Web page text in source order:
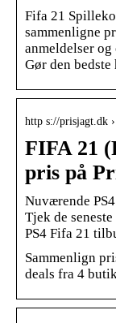
Fifa 21
sammenligne
anmeldelser
Gør den bedste
http s://prisjagt.dk
FIFA 21
pris på
Nuværende
Tjek de
PS4 Fifa 21
Sammenlign
deals fra 4